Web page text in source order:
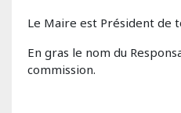
Le Maire est Président de
En gras le nom du
commission.